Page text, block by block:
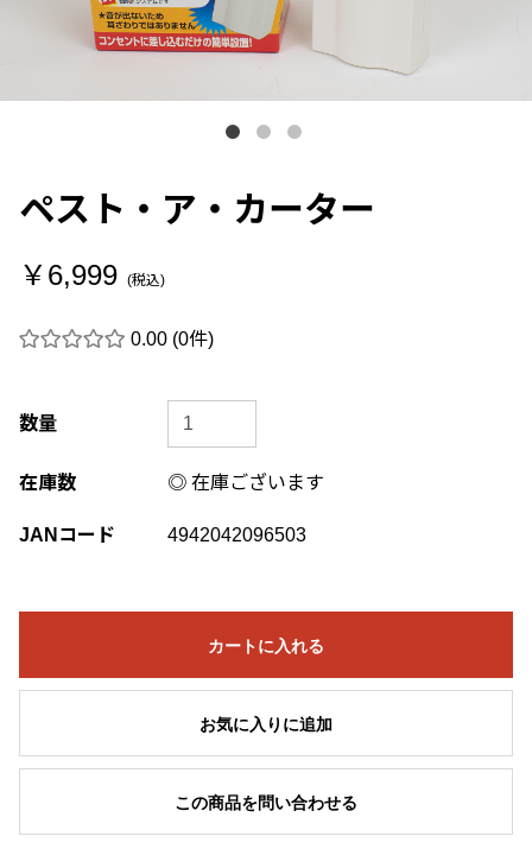
ペスト・ア・カーター
￥6,999 (税込)
0.00 (0件)
数量
在庫数 ◎ 在庫ございます
JANコード 4942042096503
カートに入れる
お気に入りに追加
この商品を問い合わせる